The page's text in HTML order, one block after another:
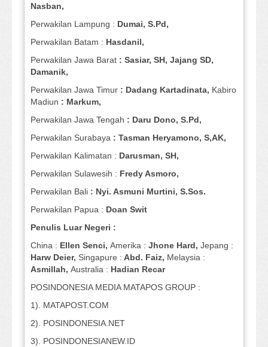
Nasban,
Perwakilan Lampung : Dumai, S.Pd,
Perwakilan Batam : Hasdanil,
Perwakilan Jawa Barat : Sasiar, SH, Jajang SD,
Damanik,
Perwakilan Jawa Timur : Dadang Kartadinata, Kabiro
Madiun : Markum,
Perwakilan Jawa Tengah : Daru Dono, S.Pd,
Perwakilan Surabaya : Tasman Heryamono, S,AK,
Perwakilan Kalimatan : Darusman, SH,
Perwakilan Sulawesih : Fredy Asmoro,
Perwakilan Bali : Nyi. Asmuni Murtini, S.Sos.
Perwakilan Papua : Doan Swit
Penulis Luar Negeri :
China : Ellen Senci, Amerika : Jhone Hard, Jepang :
Harw Deier, Singapure : Abd. Faiz, Melaysia :
Asmillah, Australia : Hadian Recar
POSINDONESIA MEDIA MATAPOS GROUP :
1). MATAPOST.COM
2). POSINDONESIA.NET
3). POSINDONESIANEW.ID